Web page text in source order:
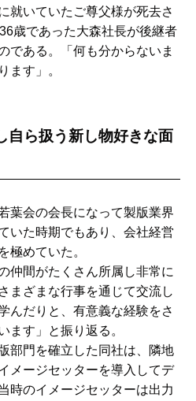
就いていたご尊父様が死去さ
歳であった大森社長が後継者
である。「何も分からないま
ます」。
自ら扱う新し物好きな面
葉会の会長になって製版業界
いた時期でもあり、会社経営
極めていた。
仲間がたくさん所属し非常に
まざまな行事を通じて交流し
んだりと、有意義な経験をさ
ます」と振り返る。
部門を確立した同社は、隣地
メージセッターを導入してデ
時のイメージセッターは出力